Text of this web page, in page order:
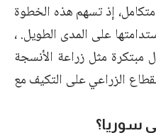
إذ تسهم هذه الخطوة
على المدى الطويل. ،
مبتكرة مثل زراعة الأنسجة
الزراعي على التكيف مع
سوريا؟